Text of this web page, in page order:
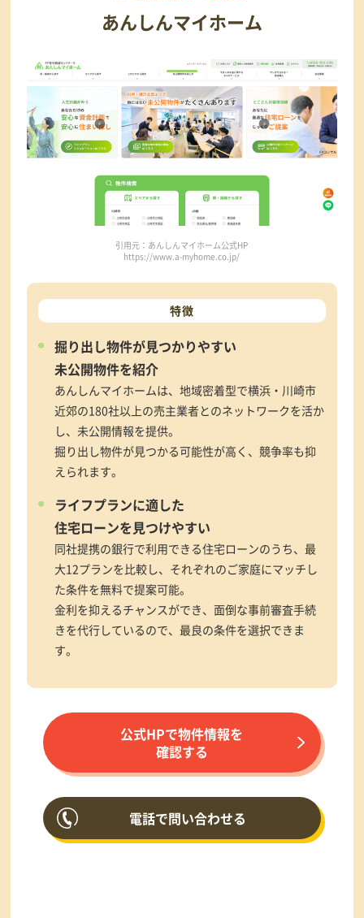
あんしんマイホーム
引用元：あんしんマイホーム公式HP
https://www.a-myhome.co.jp/
特徴
掘り出し物件が見つかりやすい
未公開物件を紹介
あんしんマイホームは、地域密着型で横浜・川崎市
近郊の180社以上の売主業者とのネットワークを活か
し、未公開情報を提供。
掘り出し物件が見つかる可能性が高く、競争率も抑
えられます。
ライフプランに適した
住宅ローンを見つけやすい
同社提携の銀行で利用できる住宅ローンのうち、最
大12プランを比較し、それぞれのご家庭にマッチし
た条件を無料で提案可能。
金利を抑えるチャンスができ、面倒な事前審査手続
きを代行しているので、最良の条件を選択できま
す。
公式HPで物件情報を
確認する
電話で問い合わせる